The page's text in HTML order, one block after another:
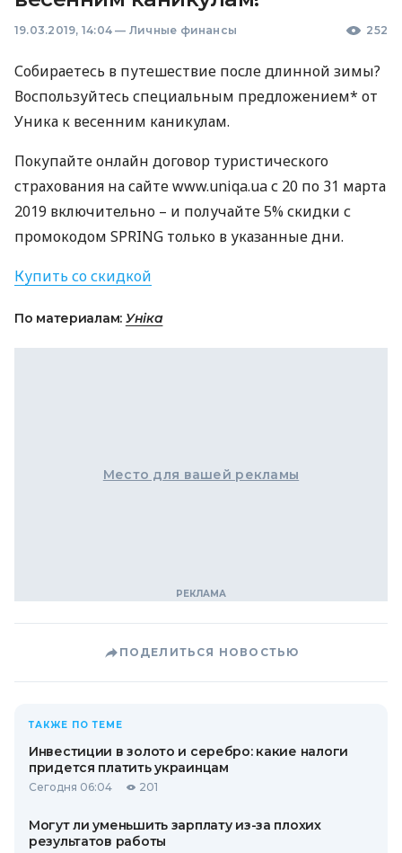
19.03.2019, 14:04 — Личные финансы 252
Собираетесь в путешествие после длинной зимы?
Воспользуйтесь специальным предложением* от
Уника к весенним каникулам.
Покупайте онлайн договор туристического
страхования на сайте www.uniqa.ua с 20 по 31 марта
2019 включительно – и получайте 5% скидки с
промокодом SPRING только в указанные дни.
Купить со скидкой
По материалам: Уніка
Место для вашей рекламы
ПОДЕЛИТЬСЯ НОВОСТЬЮ
ТАКЖЕ ПО ТЕМЕ
Инвестиции в золото и серебро: какие налоги
придется платить украинцам
Сегодня 06:04 201
Могут ли уменьшить зарплату из-за плохих
результатов работы